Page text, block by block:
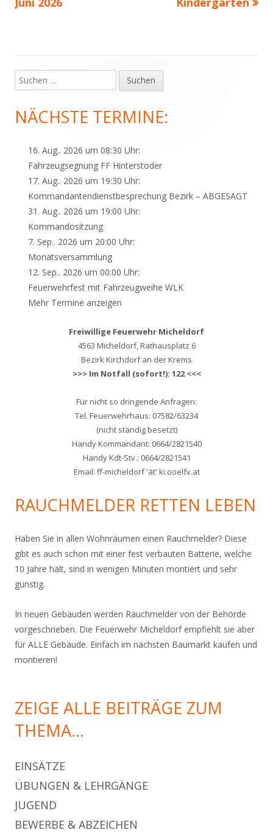
Haupt-
Seitenleiste
Suchen
nach:
NÄCHSTE TERMINE:
16. Aug.. 2026 um 08:30 Uhr:
Fahrzeugsegnung FF Hinterstoder
17. Aug.. 2026 um 19:30 Uhr:
Kommandantendienstbesprechung Bezirk – ABGESAGT
31. Aug.. 2026 um 19:00 Uhr:
Kommandositzung
7. Sep.. 2026 um 20:00 Uhr:
Monatsversammlung
12. Sep.. 2026 um 00:00 Uhr:
Feuerwehrfest mit Fahrzeugweihe WLK
Mehr Termine anzeigen
Freiwillige Feuerwehr Micheldorf
4563 Micheldorf, Rathausplatz 6
Bezirk Kirchdorf an der Krems
>>> Im Notfall (sofort!): 122 <<<
Für nicht so dringende Anfragen:
Tel. Feuerwehrhaus: 07582/63234
(nicht ständig besetzt)
Handy Kommandant: 0664/2821540
Handy Kdt-Stv.: 0664/2821541
Email: ff-micheldorf 'ät' ki.ooelfv.at
RAUCHMELDER RETTEN LEBEN
Haben Sie in allen Wohnräumen einen Rauchmelder? Diese
gibt es auch schon mit einer fest verbauten Batterie, welche
10 Jahre hält, sind in wenigen Minuten montiert und sehr
günstig.
In neuen Gebäuden werden Rauchmelder von der Behörde
vorgeschrieben. Die Feuerwehr Micheldorf empfiehlt sie aber
für ALLE Gebäude. Einfach im nächsten Baumarkt kaufen und
montieren!
ZEIGE ALLE BEITRÄGE ZUM
THEMA…
EINSÄTZE
ÜBUNGEN & LEHRGÄNGE
JUGEND
BEWERBE & ABZEICHEN